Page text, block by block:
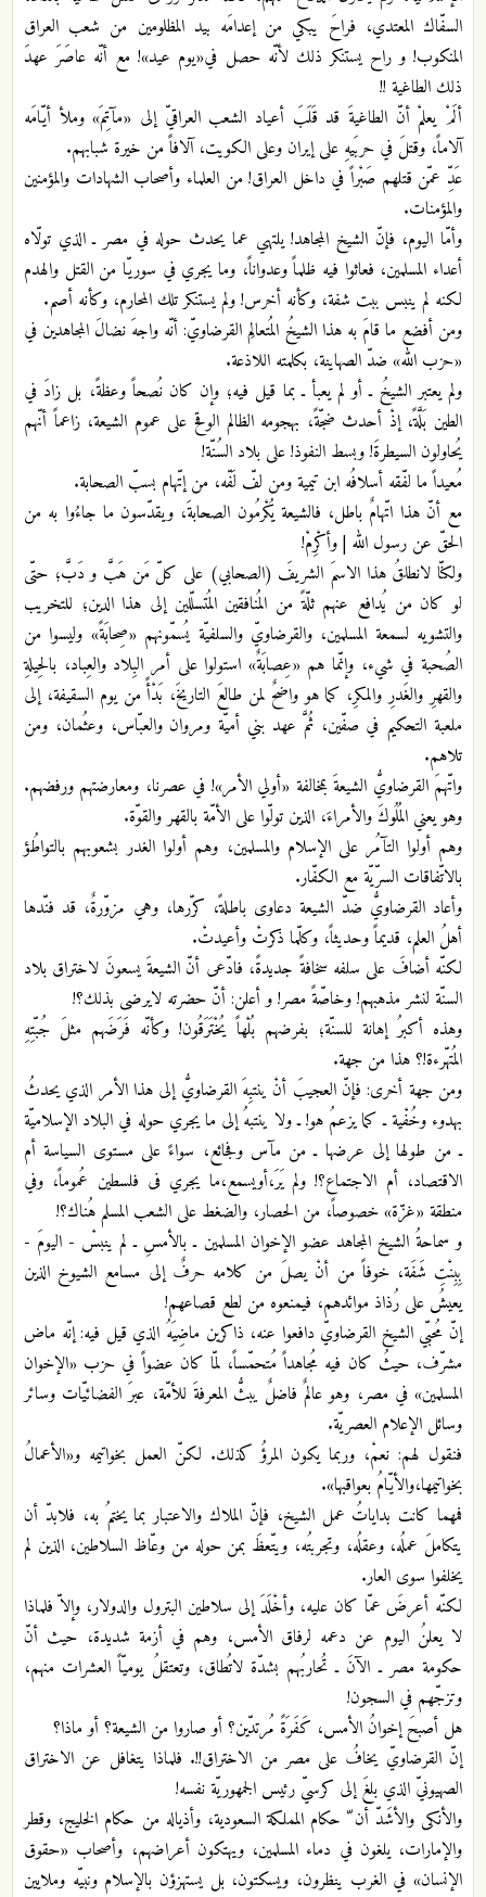
السفّاك المعتدي، فراحَ يبكي من إعدامَه بيد المظلومين من شعب العراق
المنكوب! و راح يستنكر ذلك لأنّه حصل في«يوم عيد»! مع أنّه عاصَرَ عهدَ
ذلك الطاغية !!
ألَمْ يعلمْ أنّ الطاغيةَ قد قَلَبَ أعياد الشعب العراقيّ إلى «مآتِمَ» وملأ أيّامَه
آلاماً، وقتلَ في حربَيهِ على إيران وعلى الكويت، آلافاً من خيرة شبابهم.
عَدِّ عمّن قتلهم صَبْراً في داخل العراق! من العلماء وأصحاب الشهادات والمؤمنين
والمؤمنات.
وأمّا اليوم، فإنّ الشيخ المجاهد! يلتهي عما يحدث حوله في مصر ـ الذي تولّاه
أعداء المسلمين، فعاثوا فيه ظلماً وعدواناً، وما يجري في سوريّا من القتل والهدم
لكنه لم ينبس ببت شفة، وكأنه أخرس! ولم يستنكر تلك المحارم، وكأنه أصم.
ومن أفضع ما قامَ به هذا الشيخُ المُتعالِم القرضاويّ: أنّه واجهَ نضالَ المجاهدين في
«حزب الله» ضدّ الصهاينة، بكلمته اللاذعة.
ولم يعتبر الشيخُ ـ أو لم يعبأ ـ بما قيل فيه؛ وإن كان نُصحاً وعظةً، بل زادَ في
الطين بَلَّةً، إذْ أحدث ضجّةً، بهجومه الظالم الوقح على عموم الشيعة، زاعماً أنّهم
يُحاولون السيطرةَ! وبسط النفوذ! على بلاد السُنّة!
مُعيداً ما لفّقه أسلافُه ابن تيمية ومن لفّ لَفّه، من إتّهام بسبّ الصحابة.
مع أنّ هذا اتّهامٌ باطل، فالشيعة يُكْرمُون الصحابةَ، ويقدّسون ما جاءُوا به من
الحقّ عن رسول الله | وأكْرِمْ!
ولكنّا لانطلقُ هذا الاسمَ الشريفَ (الصحابي) على كلّ مَن هَبَّ و دَبَّ؛ حتّى
لو كان من يُدافع عنهم ثلّةً من المُنافقين المُتسلّلين إلى هذا الدين؛ للتخريب
والتشويه لسمعة المسلمين، والقرضاويّ والسلفيّة يُسمّونهم «صِحابَةً» وليسوا من
الصُحبة في شيء، وإنّما هم «عِصابَةٌ» استولوا على أمر البِلاد والعِباد، بالحِيلةِ
والقهرِ والغَدرِ والمكرِ، كما هو واضحٌ لمن طالعَ التاريخَ، بَدْأً من يوم السقيفة، إلى
ملعبة التحكيم في صفّين، ثُمَّ عهد بني أميّة ومروان والعبّاس، وعثُمان، ومن
تلاهم.
واتّهمَ القرضاويُّ الشيعةَ بمخالفة «أولي الأمر»! في عصرنا، ومعارضتهم ورفضهم.
وهو يعني المُلُوكَ والأمراءَ، الذين تولّوا على الأمّة بالقهر والقوّة.
وهم أولوا التآمُر على الإسلام والمسلمين، وهم أولوا الغدر بشعوبهم بالتواطُؤ
بالاتّفاقات السرّيّة مع الكفّار.
وأعاد القرضاويُّ ضدّ الشيعة دعاوى باطلةً، كرّرها، وهي مزوّرةٌ، قد فنّدها
أهلُ العلم، قديماً وحديثاً، وكلّما ذكرتْ وأعيدتْ.
لكنّه أضافَ على سلفه سخافةً جديدةً، فادّعى أنّ الشيعةَ يسعونَ لاختراق بلاد
السنّة لنشر مذهبهم! وخاصّةً مصر! و أعلن: أنّ حضرته لايرضى بذلك؟!
وهذه أكبرُ إهانة للسنّة؛ بفرضهم بُلْهاً يُخْتَرَقُون! وكأنّه فَرَضَهم مثلَ جُبّتِهِ
المُتهّرءة!؟ هذا من جهة.
ومن جهة أخرى: فإنّ العجيبَ أنْ ينتبِهَ القرضاويُّ إلى هذا الأمر الذي يحدثُ
بهدوء وخُفْية ـ كما يزعمُ هو! ـ ولا ينتبهُ إلى ما يجري حوله في البلاد الإسلاميّة
ـ من طولها إلى عرضها ـ من مآس وفجائع، سواءً على مستوى السياسة أم
الاقتصاد، أم الاجتماع؟! ولم يَرَ،أويسمع،ما يجري فى فلسطين عُموماً، وفي
منطقة «غزّة» خصوصاً، من الحصار، والضغط على الشعب المسلم هُناك؟!
و سماحةُ الشيخ المجاهد عضو الإخوان المسلمين ـ بالأمسِ ـ لم ينبسْ - اليومَ -
بِبِنْتِ شَفَة، خوفاً من أنْ يصلَ من كلامه حرفٌ إلى مسامع الشيوخ الذين
يعيشُ على رُذاذ موائدهم، فيمنعوه من لطع قصاعهم!
إنّ مُحبّي الشيخ القرضاويّ دافعوا عنه، ذاكرين ماضِيَهُ الذي قيل فيه: إنّه ماض
مشرّف، حيثُ كان فيه مُجاهداً مُتحمّساً، لمّا كان عضواً في حزب «الإخوان
المسلمين» في مصر، وهو عالمٌ فاضلٌ يبثُّ المعرفةَ للأمّة، عبرَ الفضائيّات وسائر
وسائل الإعلام العصريّة.
فنقول لهم: نعمْ، وربما يكون المرؤُ كذلك. لكنّ العمل بخواتيمه و«الأعمالُ
بخواتيمها،والأيّامُ بعواقبها».
فمهما كانت بداياتُ عمل الشيخ، فإنّ الملاك والاعتبار بما يختمُ به، فلابدّ أن
يتكاملَ عملُه، وعقلُه، وتجربتُه، ويتّعظَ بمن حوله من وعّاظ السلاطين، الذين لم
يخلفوا سوى العار.
لكنّه أعرضَ عمّا كان عليه، وأخْلَدَ إلى سلاطين البترول والدولار، وإلاّ فلماذا
لا يعلنُ اليوم عن دعمه لرفاق الأمس، وهم في أزمة شديدة، حيث أنّ
حكومة مصر ـ الآنَ ـ تُحاربُهم بشدّة لاتُطاق، وتعتقلُ يوميّاً العشرات منهم،
وتزجّهم في السجون!
هل أصبحَ إخوانُ الأمس، كَفَرَةً مُرتدّين؟ أو صاروا من الشيعة؟ أو ماذا؟
إنّ القرضاويّ يخافُ على مصر من الاختراق!!. فلماذا يتغافل عن الاختراق
الصهيونيّ الذي بلغَ إلى كرسيّ رئيس الجمهوريّة نفسه!
والأنكى والأشَدّ أن ّ حكام المملكة السعودية، وأذياله من حكام الخليج، وقطر
والإمارات، يلغون في دماء المسلمين، ويهتكون أعراضهم، وأصحاب «حقوق
الإنسان» في الغرب ينظرون، ويسكتون، بل يستهزؤن بالإسلام ونبيّه وملايين